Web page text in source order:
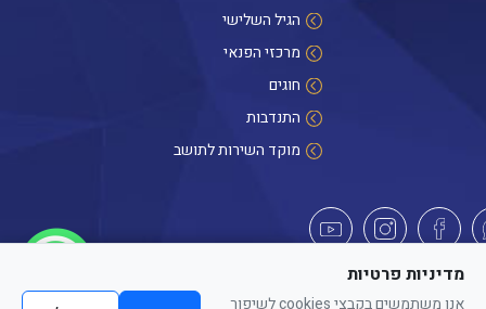
הגיל השלישי
מרכזי הפנאי
חוגים
התנדבות
מוקד השירות לתושב
כל הזכויות שמורות לפנאי העיר חדרה. האתר מספק מידע כללי בלבד. הנוסח המחייב
מדיניות פרטיות
אנו משתמשים בקבצי cookies לשיפור